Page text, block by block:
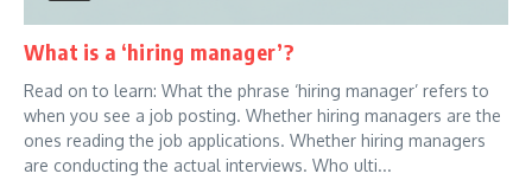
What is a ‘hiring manager’?
Read on to learn: What the phrase ‘hiring manager’ refers to
when you see a job posting. Whether hiring managers are the
ones reading the job applications. Whether hiring managers
are conducting the actual interviews. Who ulti...